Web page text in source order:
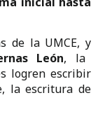
de la UMCE, y
León, la
logren escribir
la escritura de